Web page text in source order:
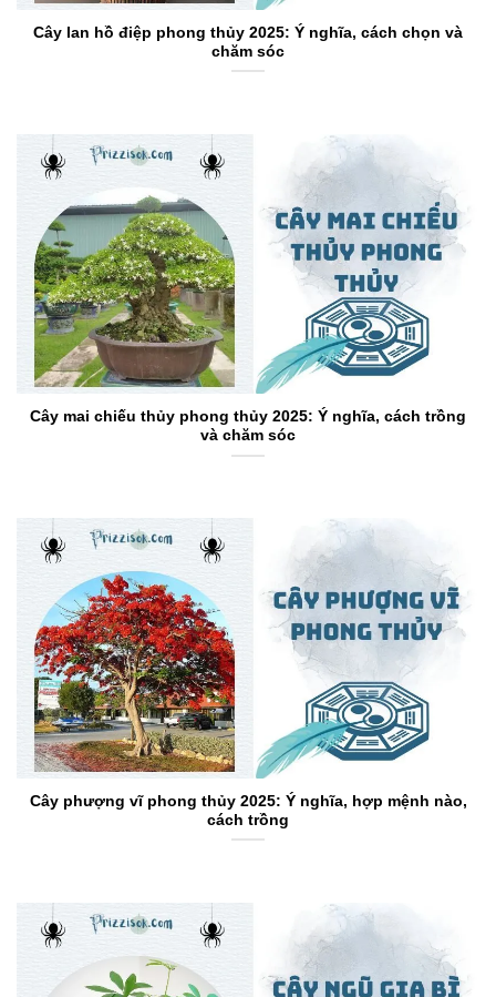
Cây lan hồ điệp phong thủy 2025: Ý nghĩa, cách chọn và
chăm sóc
Cây mai chiếu thủy phong thủy 2025: Ý nghĩa, cách trồng
và chăm sóc
Cây phượng vĩ phong thủy 2025: Ý nghĩa, hợp mệnh nào,
cách trồng